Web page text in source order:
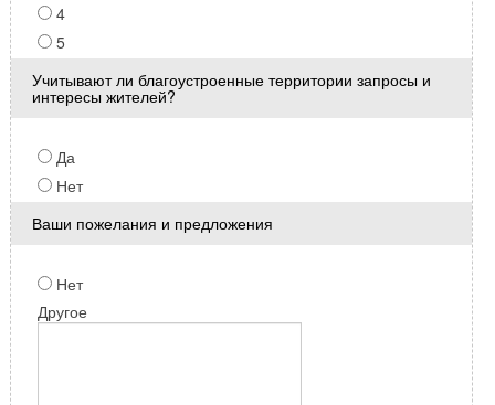
4
5
Учитывают ли благоустроенные территории запросы и
интересы жителей?
Да
Нет
Ваши пожелания и предложения
Нет
Другое